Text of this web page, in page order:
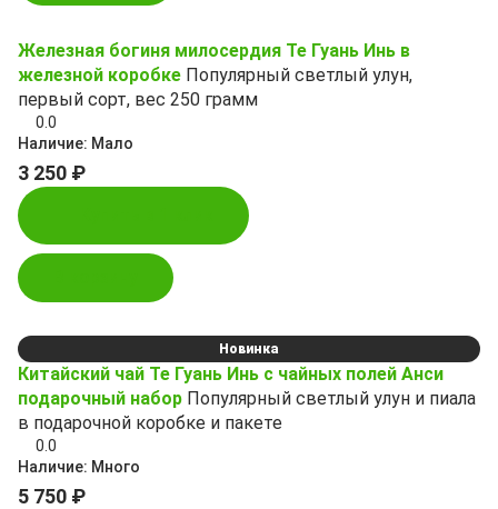
Железная богиня милосердия Те Гуань Инь в
железной коробке Популярный светлый улун,
первый сорт, вес 250 грамм
0.0
Наличие: Мало
3 250 ₽
Новинка
Китайский чай Те Гуань Инь с чайных полей Анси
подарочный набор Популярный светлый улун и пиала
в подарочной коробке и пакете
0.0
Наличие: Много
5 750 ₽